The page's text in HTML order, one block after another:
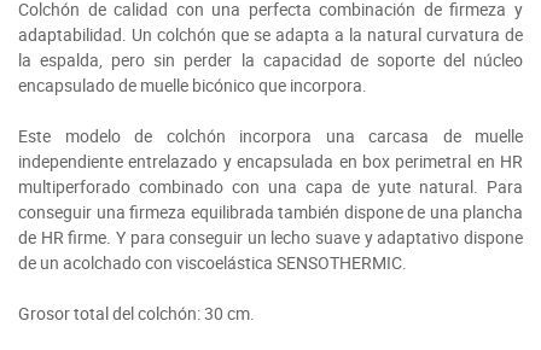
Colchón de calidad con una perfecta combinación de firmeza y
adaptabilidad. Un colchón que se adapta a la natural curvatura de
la espalda, pero sin perder la capacidad de soporte del núcleo
encapsulado de muelle bicónico que incorpora.
Este modelo de colchón incorpora una carcasa de muelle
independiente entrelazado y encapsulada en box perimetral en HR
multiperforado combinado con una capa de yute natural. Para
conseguir una firmeza equilibrada también dispone de una plancha
de HR firme. Y para conseguir un lecho suave y adaptativo dispone
de un acolchado con viscoelástica SENSOTHERMIC.
Grosor total del colchón: 30 cm.